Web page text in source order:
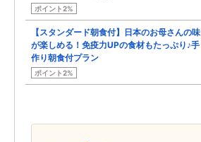
ポイント2%
【スタンダード朝食付】日本のお母さんの味
が楽しめる！免疫力UPの食材もたっぷり♪手
作り朝食付プラン
ポイント2%